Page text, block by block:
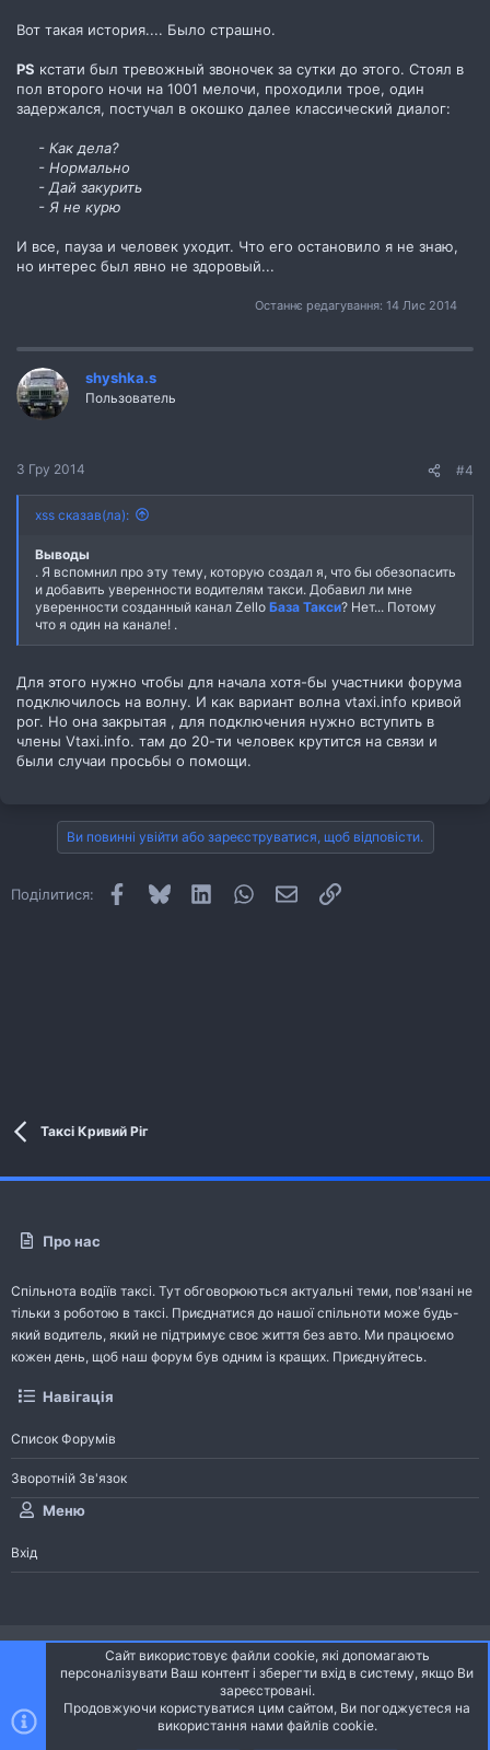
Вот такая история.... Было страшно.
PS кстати был тревожный звоночек за сутки до этого. Стоял в
пол второго ночи на 1001 мелочи, проходили трое, один
задержался, постучал в окошко далее классический диалог:
- Как дела?
- Нормально
- Дай закурить
- Я не курю
И все, пауза и человек уходит. Что его остановило я не знаю,
но интерес был явно не здоровый...
Останнє редагування: 14 Лис 2014
shyshka.s
Пользователь
3 Гру 2014 #4
xss сказав(ла):
Выводы
. Я вспомнил про эту тему, которую создал я, что бы обезопасить
и добавить уверенности водителям такси. Добавил ли мне
уверенности созданный канал Zello База Такси? Нет... Потому
что я один на канале! .
Для этого нужно чтобы для начала хотя-бы участники форума
подключилось на волну. И как вариант волна vtaxi.info кривой
рог. Но она закрытая , для подключения нужно вступить в
члены Vtaxi.info. там до 20-ти человек крутится на связи и
были случаи просьбы о помощи.
Ви повинні увійти або зареєструватися, щоб відповісти.
Поділитися: FacebookBluesky LinkedInWhatsApp
E-mailПосилання
Таксі Кривий Ріг
Про нас
Спільнота водіїв таксі. Тут обговорюються актуальні теми, пов'язані не
тільки з роботою в таксі. Приєднатися до нашої спільноти може будь-
який водитель, який не підтримує своє життя без авто. Ми працюємо
кожен день, щоб наш форум був одним із кращих. Приєднуйтесь.
Навігація
Список Форумів
Зворотній Зв'язок
Меню
Вхід
Ніч
Українська (UA)
Community platform by XenForo® © 2010-2026 XenForo Ltd.
Community platform by XenForo © 2010-2022 XenForo Ltd. | dev: Pages
Сайт використовує файли cookie, які допомагають
персоналізувати Ваш контент і зберегти вхід в систему, якщо Ви
зареєстровані.
Продовжуючи користуватися цим сайтом, Ви погоджуєтеся на
використання нами файлів cookie.